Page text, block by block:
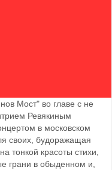
Мост" во главе с не
Ревякиным
в московском
своих, будоражащая
тонкой красоты стихи,
грани в обыденном и,